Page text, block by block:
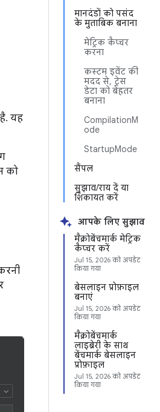
मानदंडों को पसंद
के मुताबिक बनाना
मेट्रिक कैप्चर
करना
कस्टम इवेंट की
मदद से, ट्रेस
डेटा को बेहतर
बनाना
CompilationM
ode
StartupMode
सैंपल
सुझाव/राय दें या
शिकायत करें
आपके लिए सुझाव
मैक्रोबेंचमार्क मेट्रिक
कैप्चर करें
Jul 15, 2026 को अपडेट
किया गया
बेसलाइन प्रोफ़ाइल
बनाएं
Jul 15, 2026 को अपडेट
किया गया
मैक्रोबेंचमार्क
लाइब्रेरी के साथ
बेंचमार्क बेसलाइन
प्रोफ़ाइल
Jul 15, 2026 को अपडेट
किया गया
यह
को